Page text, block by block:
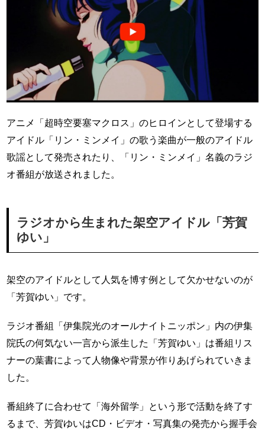
アニメ「超時空要塞マクロス」のヒロインとして登場する
アイドル「リン・ミンメイ」の歌う楽曲が一般のアイドル
歌謡として発売されたり、「リン・ミンメイ」名義のラジ
オ番組が放送されました。
ラジオから生まれた架空アイドル「芳賀
ゆい」
架空のアイドルとして人気を博す例として欠かせないのが
「芳賀ゆい」です。
ラジオ番組「伊集院光のオールナイトニッポン」内の伊集
院氏の何気ない一言から派生した「芳賀ゆい」は番組リス
ナーの葉書によって人物像や背景が作りあげられていきま
した。
番組終了に合わせて「海外留学」という形で活動を終了す
るまで、芳賀ゆいはCD・ビデオ・写真集の発売から握手会